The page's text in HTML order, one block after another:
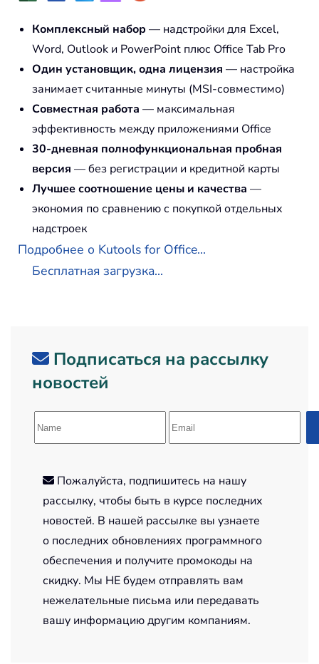
Комплексный набор — надстройки для Excel,
Word, Outlook и PowerPoint плюс Office Tab Pro
Один установщик, одна лицензия — настройка
занимает считанные минуты (MSI-совместимо)
Совместная работа — максимальная
эффективность между приложениями Office
30-дневная полнофункциональная пробная
версия — без регистрации и кредитной карты
Лучшее соотношение цены и качества —
экономия по сравнению с покупкой отдельных
надстроек
Подробнее о Kutools for Office...
Бесплатная загрузка...
Подписаться на рассылку
новостей
Пожалуйста, подпишитесь на нашу
рассылку, чтобы быть в курсе последних
новостей. В нашей рассылке вы узнаете
о последних обновлениях программного
обеспечения и получите промокоды на
скидку. Мы НЕ будем отправлять вам
нежелательные письма или передавать
вашу информацию другим компаниям.